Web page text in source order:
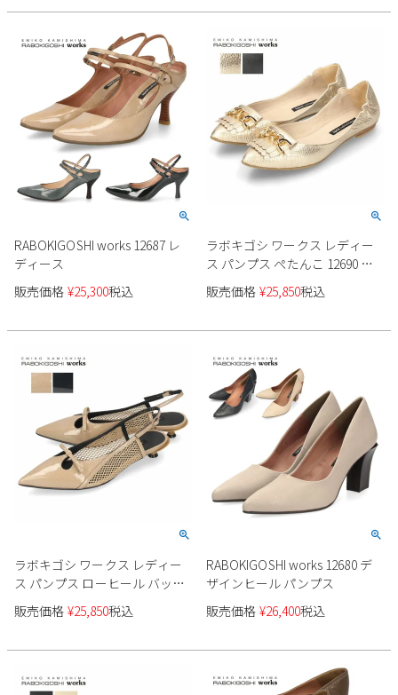
RABOKIGOSHI works 12687 レ
ディース
販売価格 ¥25,300税込
ラボキゴシ ワークス レディー
ス パンプス ぺたんこ 12690 ブ
ラック プラチナ ゴールド フラ
ットシューズ 本革 靴 日本製
販売価格 ¥25,850税込
ラボキゴシ ワークス レディー
ス パンプス ローヒール バック
ストラップ 本革 エナメル 黒
12582 ブラック ベージュ 靴 日
販売価格 ¥25,850税込
RABOKIGOSHI works 12680 デ
ザインヒール パンプス
販売価格 ¥26,400税込